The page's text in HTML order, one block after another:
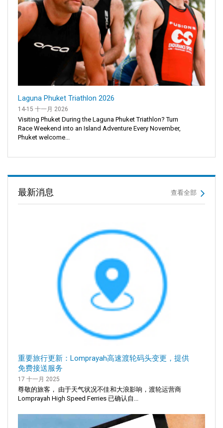
Laguna Phuket Triathlon 2026
14-15 十一月 2026
Visiting Phuket During the Laguna Phuket Triathlon? Turn
Race Weekend into an Island Adventure Every November,
Phuket welcome...
最新消息 查看全部
重要旅行更新：Lomprayah高速渡轮码头变更，提供
免费接送服务
17 十一月 2025
尊敬的旅客， 由于天气状况不佳和大浪影响，渡轮运营商
Lomprayah High Speed Ferries 已确认自...